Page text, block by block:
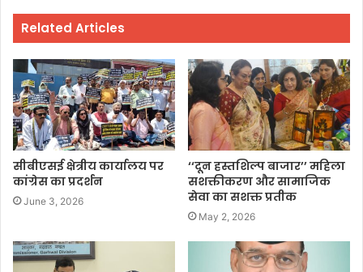
Related Articles
सीबीएसई क्षेत्रीय कार्यालय पर
कांग्रेस का प्रदर्शन
June 3, 2026
‘‘दून हस्तशिल्प बाजार’’ महिला
सशक्तीकरण और सामाजिक
सेवा का सशक्त प्रतीक
May 2, 2026